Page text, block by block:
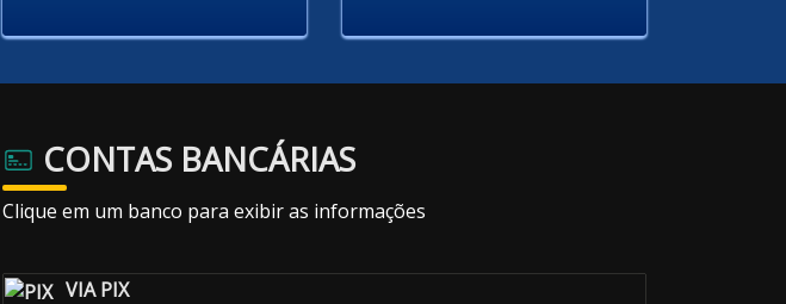
CONTAS BANCÁRIAS
Clique em um banco para exibir as informações
VIA PIX